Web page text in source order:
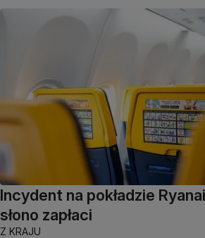
Incydent na pokładzie
słono zapłaci
Z KRAJU